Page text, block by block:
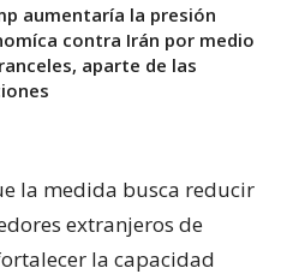
aumentaría la presión
contra Irán por medio
aparte de las
la medida busca reducir
extranjeros de
la capacidad